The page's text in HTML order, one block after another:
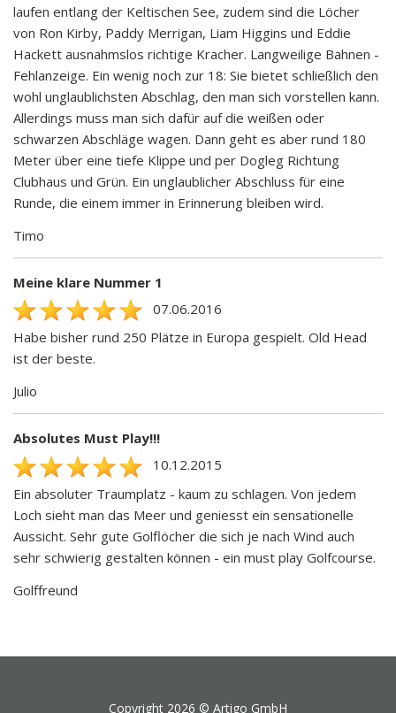
laufen entlang der Keltischen See, zudem sind die Löcher
von Ron Kirby, Paddy Merrigan, Liam Higgins und Eddie
Hackett ausnahmslos richtige Kracher. Langweilige Bahnen -
Fehlanzeige. Ein wenig noch zur 18: Sie bietet schließlich den
wohl unglaublichsten Abschlag, den man sich vorstellen kann.
Allerdings muss man sich dafür auf die weißen oder
schwarzen Abschläge wagen. Dann geht es aber rund 180
Meter über eine tiefe Klippe und per Dogleg Richtung
Clubhaus und Grün. Ein unglaublicher Abschluss für eine
Runde, die einem immer in Erinnerung bleiben wird.
Timo
Meine klare Nummer 1
07.06.2016
Habe bisher rund 250 Plätze in Europa gespielt. Old Head
ist der beste.
Julio
Absolutes Must Play!!!
10.12.2015
Ein absoluter Traumplatz - kaum zu schlagen. Von jedem
Loch sieht man das Meer und geniesst ein sensationelle
Aussicht. Sehr gute Golflöcher die sich je nach Wind auch
sehr schwierig gestalten können - ein must play Golfcourse.
Golffreund
Copyright 2026 © Artigo GmbH